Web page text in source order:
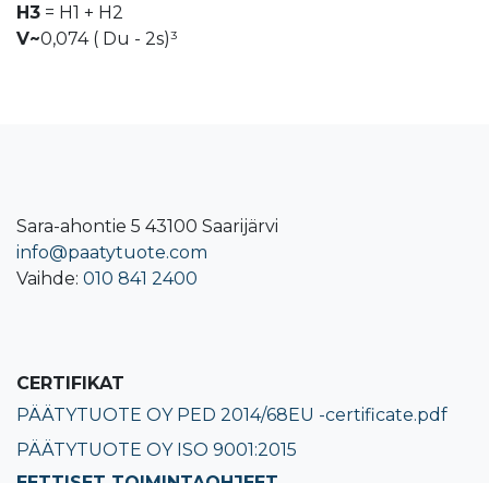
H3 = H1 + H2
V~0,074 ( Du - 2s)³
Sara-ahontie 5 43100 Saarijärvi
info@paatytuote.com
Vaihde: 010 841 2400​
CERTIFIKAT
PÄÄTYTUOTE OY PED 2014/68EU -certificate.pdf
PÄÄTYTUOTE OY ISO 9001:2015